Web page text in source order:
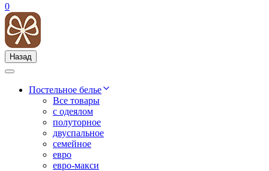
0
Назад
Постельное белье
Все товары
с одеялом
полуторное
двуспальное
семейное
евро
евро-макси